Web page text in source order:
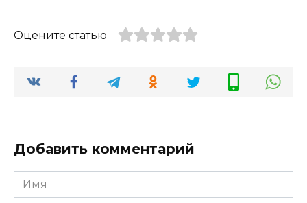
Оцените статью
Добавить комментарий
Имя
*